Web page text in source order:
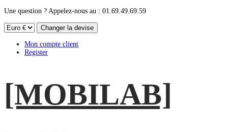
Une question ? Appelez-nous au : 01.69.49.69.59
Mon compte client
Register
[MOBILAB]